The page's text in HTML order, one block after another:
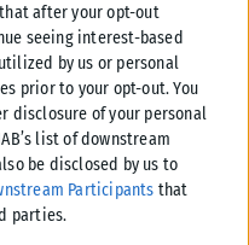
after your opt-out
seeing interest-based
by us or personal
prior to your opt-out. You
disclosure of your personal
list of downstream
be disclosed by us to
Participants that
parties.